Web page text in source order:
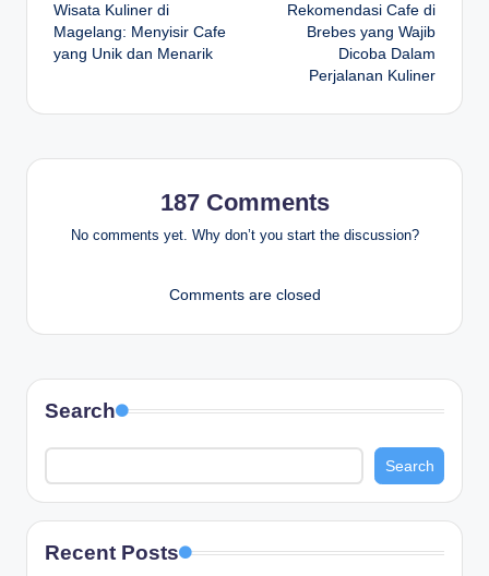
navigation
Wisata Kuliner di
Magelang: Menyisir Cafe
yang Unik dan Menarik
Rekomendasi Cafe di
Brebes yang Wajib
Dicoba Dalam
Perjalanan Kuliner
187 Comments
No comments yet. Why don’t you start the discussion?
Comments are closed
Search
Search
Recent Posts